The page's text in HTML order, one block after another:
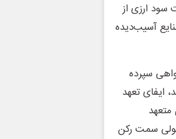
سود ارزی از
آسیب‌دیده
گواهی سپرده
ایفای تعهد
متعهد
سمت رکن